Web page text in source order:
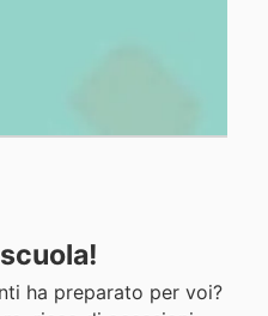
ha preparato per voi?